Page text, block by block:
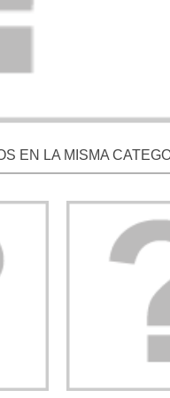
EN LA MISMA